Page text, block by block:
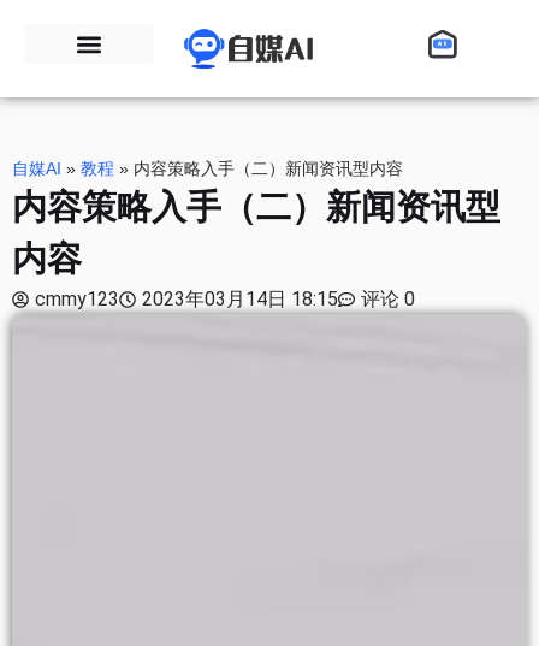
自媒AI » 教程 » 内容策略入手（二）新闻资讯型内容
内容策略入手（二）新闻资讯型
内容
cmmy123 2023年03月14日 18:15 评论 0